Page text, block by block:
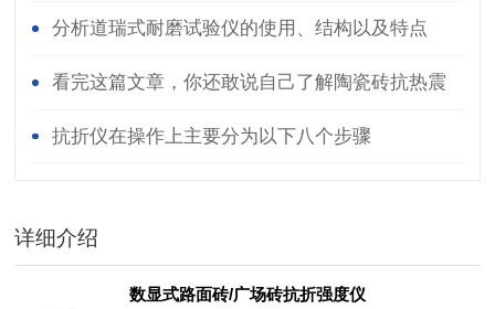
分析道瑞式耐磨试验仪的使用、结构以及特点
看完这篇文章，你还敢说自己了解陶瓷砖抗热震
性测定仪吗？
抗折仪在操作上主要分为以下八个步骤
详细介绍
数显式路面砖/广场砖抗折强度仪